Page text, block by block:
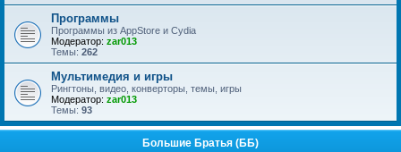
Программы
Программы из AppStore и Cydia
Модератор: zar013
Темы: 262
Мультимедия и игры
Рингтоны, видео, конверторы, темы, игры
Модератор: zar013
Темы: 93
Большие Братья (ББ)